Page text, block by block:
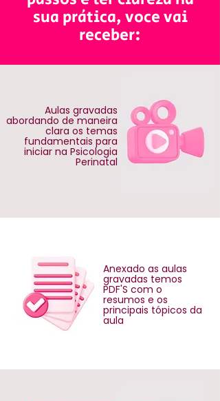
sua prática, voce vai
receber:
Aulas gravadas
abordando de maneira
clara os temas
fundamentais para
iniciar na Psicologia
Perinatal
Anexado as aulas
gravadas temos
PDF'S com o
resumos e os
principais tópicos da
aula